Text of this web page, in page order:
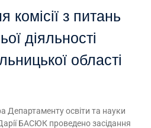
комісії з питань
діяльності
області
Департаменту освіти та науки
БАСЮК проведено засідання